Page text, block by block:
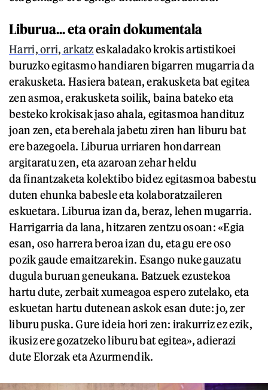
Liburua... eta orain dokumentala
Harri, orri, arkatzeskaladako krokis artistikoei
buruzko egitasmo handiaren bigarren mugarria da
erakusketa. Hasiera batean, erakusketa bat egitea
zen asmoa, erakusketa soilik, baina bateko eta
besteko krokisak jaso ahala, egitasmoa handituz
joan zen, eta berehala jabetu ziren han liburu bat
ere bazegoela. Liburua urriaren hondarrean
argitaratu zen, eta azaroan zehar heldu
da finantzaketa kolektibo bidez egitasmoa babestu
duten ehunka babesle eta kolaboratzaileren
eskuetara. Liburua izan da, beraz, lehen mugarria.
Harrigarria da lana, hitzaren zentzu osoan: «Egia
esan, oso harrera beroa izan du, eta gu ere oso
pozik gaude emaitzarekin. Esango nuke gauzatu
dugula buruan geneukana. Batzuek ezustekoa
hartu dute, zerbait xumeagoa espero zutelako, eta
eskuetan hartu dutenean askok esan dute: jo, zer
liburu puska. Gure ideia hori zen: irakurriz ez ezik,
ikusiz ere gozatzeko liburu bat egitea», adierazi
dute Elorzak eta Azurmendik.